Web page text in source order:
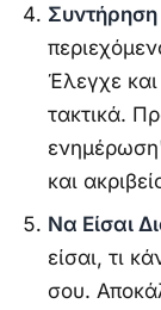
Έλεγχε
τακτικά.
και
Να Είσαι
είσαι, τι
σου.